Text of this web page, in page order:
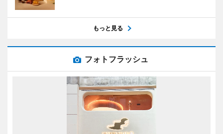
もっと見る
フォトフラッシュ